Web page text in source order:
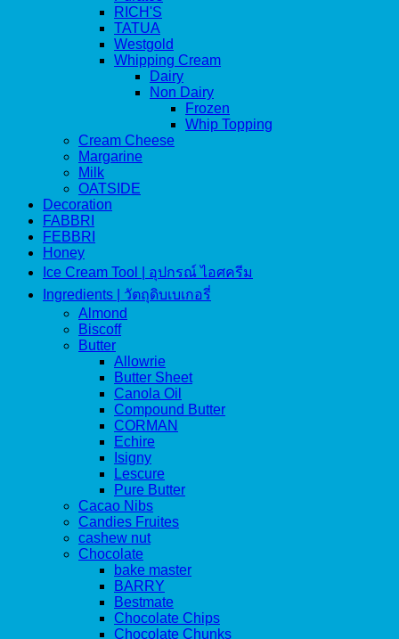
RICH'S
TATUA
Westgold
Whipping Cream
Dairy
Non Dairy
Frozen
Whip Topping
Cream Cheese
Margarine
Milk
OATSIDE
Decoration
FABBRI
FEBBRI
Honey
Ice Cream Tool | อุปกรณ์ ไอศครีม
Ingredients | วัตถุดิบเบเกอรี่
Almond
Biscoff
Butter
Allowrie
Butter Sheet
Canola Oil
Compound Butter
CORMAN
Echire
Isigny
Lescure
Pure Butter
Cacao Nibs
Candies Fruites
cashew nut
Chocolate
bake master
BARRY
Bestmate
Chocolate Chips
Chocolate Chunks